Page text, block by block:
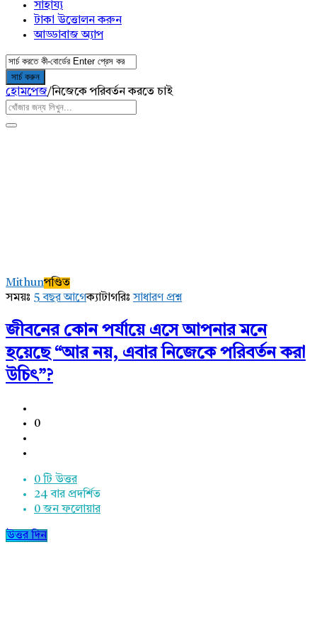
সাহায্য
টাকা উত্তোলন করুন
আড্ডাবাজ অ্যাপ
হোমপেজ/নিজেকে পরিবর্তন করতে চাই
Latest
প্রশ্ন
Mithunপণ্ডিত
সময়ঃ 5 বছর আগেক্যাটাগরিঃসাধারণ প্রশ্ন
জীবনের কোন পর্যায়ে এসে আপনার মনে
হয়েছে “আর নয়, এবার নিজেকে পরিবর্তন করা
উচিৎ”?
0
0 টি উত্তর
24বার প্রদর্শিত
0 জন ফলোয়ার
উত্তর দিন